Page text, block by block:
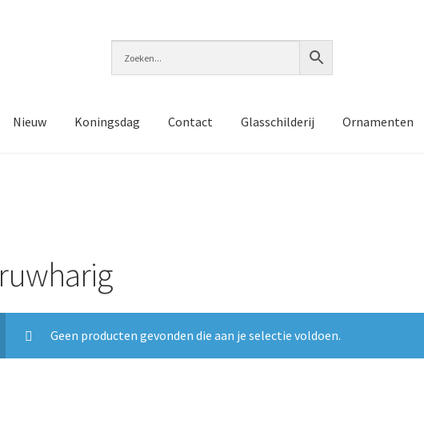
Nieuw Koningsdag Contact Glasschilderij Ornamenten
ruwharig
Geen producten gevonden die aan je selectie voldoen.